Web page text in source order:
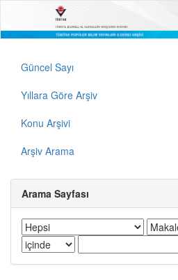
Güncel Sayı
Yıllara Göre Arşiv
Konu Arşivi
Arşiv Arama
Arama Sayfası